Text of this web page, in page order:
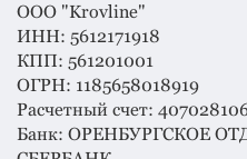
ООО "Krovline"
ИНН: 5612171918
КПП: 561201001
ОГРН: 1185658018919
Расчетный счет:
Банк: ОРЕНБУРГСКОЕ